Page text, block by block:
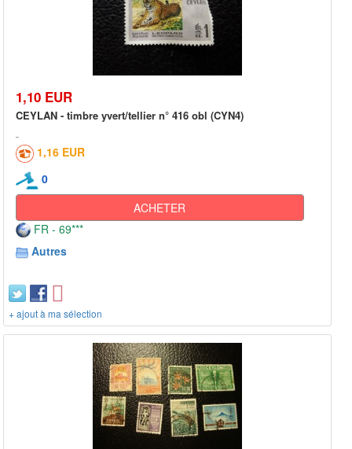
1,10 EUR
CEYLAN - timbre yvert/tellier n° 416 obl (CYN4)
1,16 EUR
0
ACHETER
FR - 69***
Autres
+ ajout à ma sélection